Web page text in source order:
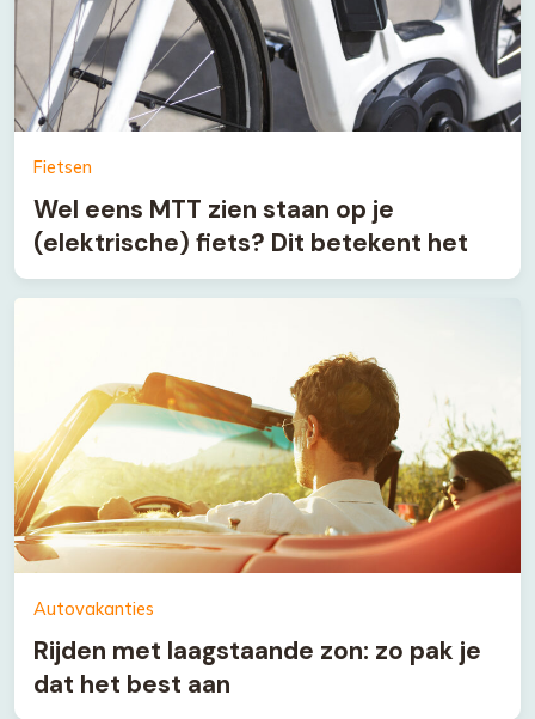
Fietsen
Wel eens MTT zien staan op je
(elektrische) fiets? Dit betekent het
Autovakanties
Rijden met laagstaande zon: zo pak je
dat het best aan